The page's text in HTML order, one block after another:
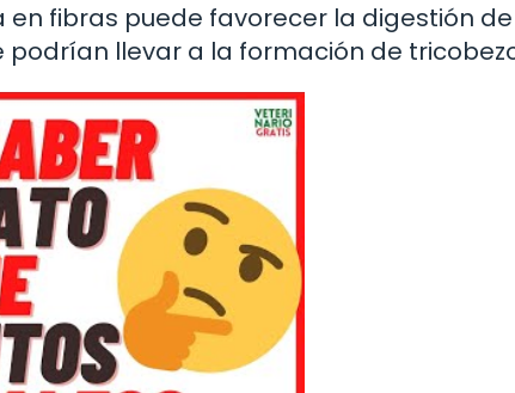
en fibras puede favorecer la digestión
llevar a la formación de